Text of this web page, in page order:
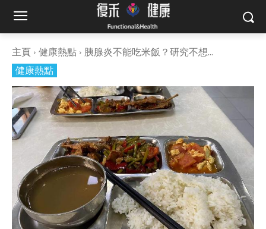
主頁 健康熱點
胰腺炎不能吃米飯？研究不想...
健康熱點